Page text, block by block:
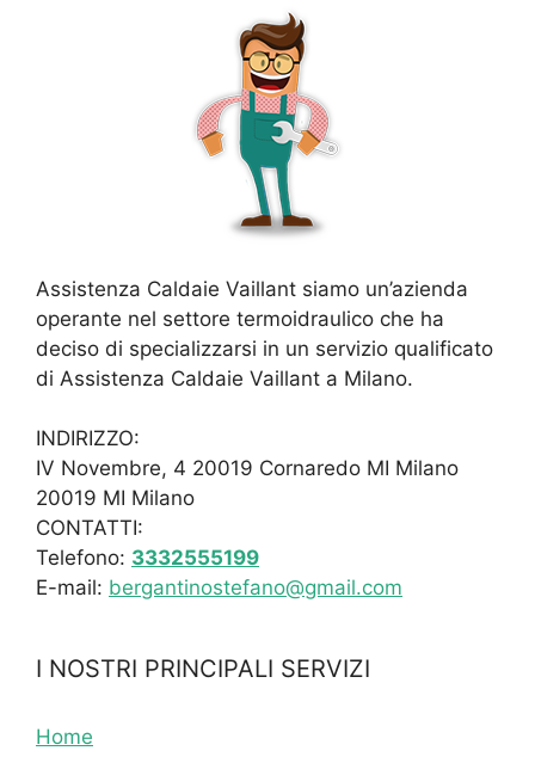
Assistenza Caldaie Vaillant siamo un’azienda
operante nel settore termoidraulico che ha
deciso di specializzarsi in un servizio qualificato
di Assistenza Caldaie Vaillant a Milano.
INDIRIZZO:
IV Novembre, 4 20019 Cornaredo MI Milano
20019 MI Milano
CONTATTI:
Telefono: 3332555199
E-mail: bergantinostefano@gmail.com
I NOSTRI PRINCIPALI SERVIZI
Home